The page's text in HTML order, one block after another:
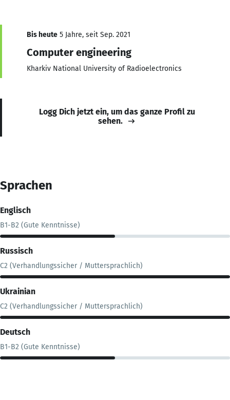
Bis heute 5 Jahre, seit Sep. 2021
Computer engineering
Kharkiv National University of Radioelectronics
Logg Dich jetzt ein, um das ganze Profil zu
sehen.
Sprachen
Englisch
B1-B2 (Gute Kenntnisse)
Russisch
C2 (Verhandlungssicher / Muttersprachlich)
Ukrainian
C2 (Verhandlungssicher / Muttersprachlich)
Deutsch
B1-B2 (Gute Kenntnisse)